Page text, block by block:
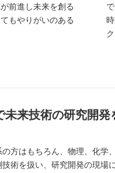
前進し未来を創る
もやりがいのある
未来技術の研究開発
方はもちろん、物理、化学
術を扱い、研究開発の現場